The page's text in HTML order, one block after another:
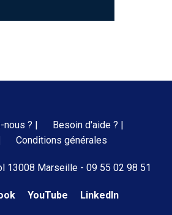
nous ? |
Besoin d'aide ? |
Conditions générales
13008 Marseille - 09 55 02 98 51
YouTube LinkedIn